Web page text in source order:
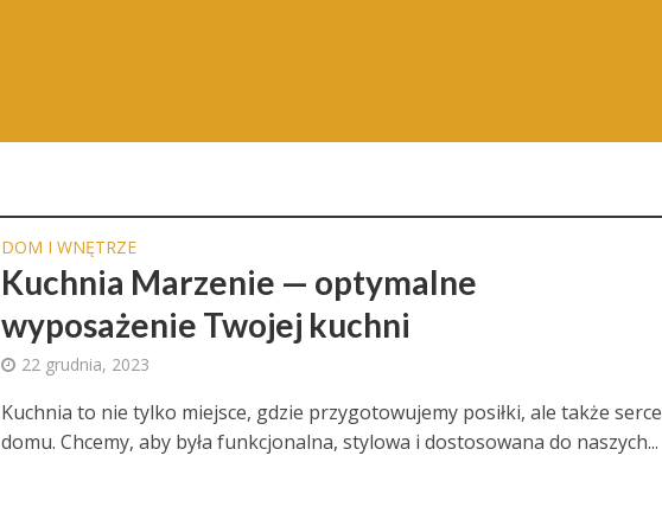
DOM I WNĘTRZE
Kuchnia Marzenie — optymalne
wyposażenie Twojej kuchni
22 grudnia, 2023
Kuchnia to nie tylko miejsce, gdzie przygotowujemy posiłki, ale także serce
domu. Chcemy, aby była funkcjonalna, stylowa i dostosowana do naszych...